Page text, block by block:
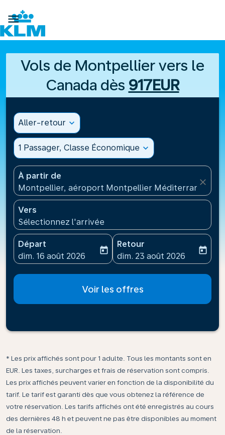

Vols de Montpellier vers le
Canada dès 917EUR
Aller-retour expand_more
1 Passager, Classe Économique expand_more
À partir de
Montpellier, aéroport Montpellier
close
Vers
Sélectionnez l'arrivée
Départ
fc-booking-departure-date-aria-label
dim. 16 août 2026
today
Retour
fc-booking-return-date-
dim. 23 août 2026
today
Voir les offres
* Les prix affichés sont pour 1 adulte. Tous les montants sont en
EUR. Les taxes, surcharges et frais de réservation sont compris.
Les prix affichés peuvent varier en fonction de la disponibilité du
tarif. Le tarif est garanti dès que vous obtenez la référence de
votre réservation. Les tarifs affichés ont été enregistrés au cours
des dernières 48 h et peuvent ne pas être disponibles au moment
de la réservation.